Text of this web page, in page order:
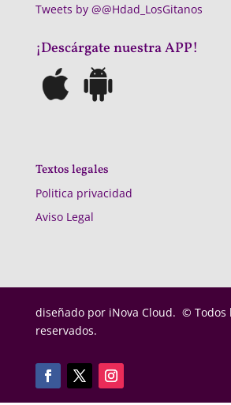
Tweets by @@Hdad_LosGitanos
¡Descárgate nuestra APP!
Textos legales
Politica privacidad
Aviso Legal
diseñado por iNova Cloud. © Todos
reservados.